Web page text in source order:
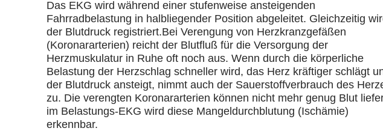
Das EKG wird während einer stufenweise ansteigenden
Fahrradbelastung in halbliegender Position abgeleitet. Gleichzeitig
der Blutdruck registriert.Bei Verengung von Herzkranzgefäßen
(Koronararterien) reicht der Blutfluß für die Versorgung der
Herzmuskulatur in Ruhe oft noch aus. Wenn durch die körperliche
Belastung der Herzschlag schneller wird, das Herz kräftiger schlägt
der Blutdruck ansteigt, nimmt auch der Sauerstoffverbrauch des
zu. Die verengten Koronararterien können nicht mehr genug Blut
im Belastungs-EKG wird diese Mangeldurchblutung (Ischämie)
erkennbar.